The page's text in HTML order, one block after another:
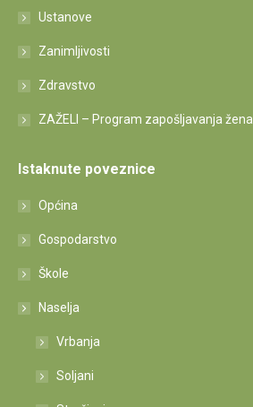
Ustanove
Zanimljivosti
Zdravstvo
ZAŽELI – Program zapošljavanja žena
Istaknute poveznice
Općina
Gospodarstvo
Škole
Naselja
Vrbanja
Soljani